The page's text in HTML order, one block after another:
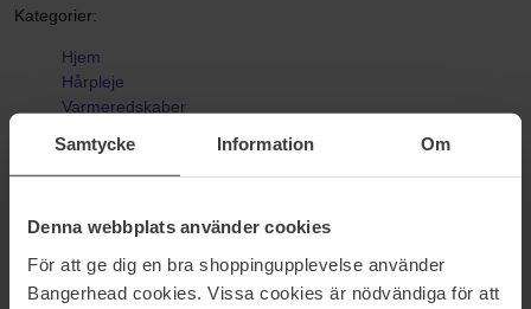
Samtycke Information Om
Denna webbplats använder cookies
För att ge dig en bra shoppingupplevelse använder
Bangerhead cookies. Vissa cookies är nödvändiga för att
Kategorier:
Hjem
Hårpleje
Varmeredskaber
Bombshell Blowout Thermal Brush Rose Gold